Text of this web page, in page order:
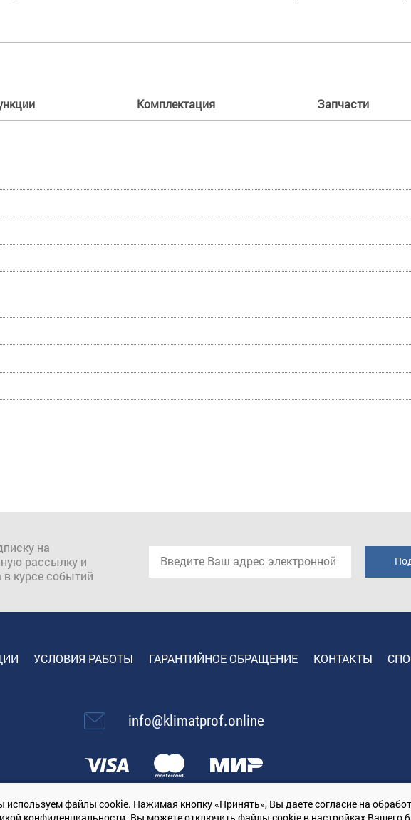
Комплектация Запчасти
на
рассылку и
в курсе событий
УСЛОВИЯ РАБОТЫ ГАРАНТИЙНОЕ ОБРАЩЕНИЕ КОНТАКТЫ
info@klimatprof.online
файлы cookie. Нажимая кнопку «Принять», Вы даетесогласие на